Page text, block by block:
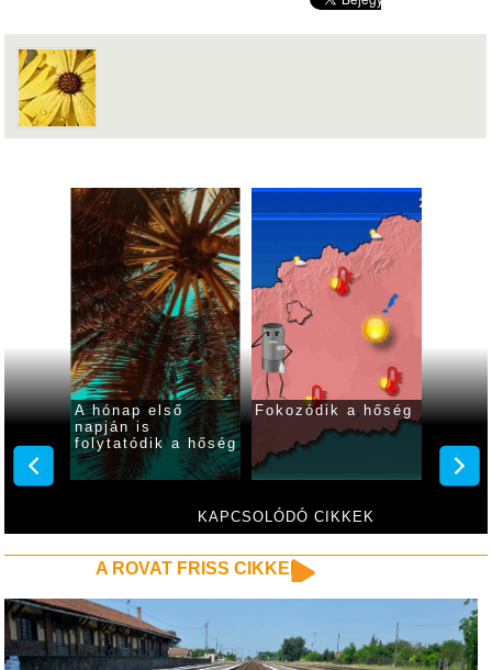
KAPCSOLÓDÓ CIKKEK
A hónap első
napján is
folytatódik a hőség
Fokozódik a hőség
A ROVAT FRISS CIKKEI